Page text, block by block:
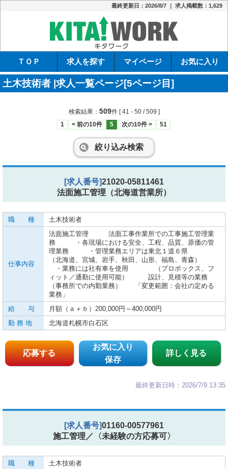
最終更新日：2026/8/7 ｜ 求人掲載数：1,629
ＴＯＰ 求人を探す マイページ お気に入り
土木技術者 |求人一覧ページ[5ページ目]
検索結果： 509件 [ 41 - 50 / 509 ]
1
< 前の10件 5 次の10件 > 51
絞り込み検索
[求人番号]21020-05811461
法面施工管理（北海道営業所）
職 種 土木技術者
仕事内容
法面施工管理 法面工事作業所での工事施工管理業
務 ・各現場における安全、工程、品質、原価の管
理業務 ・管理業務エリアは東北１道６県
（北海道、宮城、岩手、秋田、山形、福島、青森）
・業務には社有車を使用 （プロボックス、フ
ィット／通勤に使用可能） 設計、見積等の業務
（事務所での内勤業務） 「変更範囲：会社の定める
業務」
給 与
月額（ａ＋ｂ）200,000円～400,000円
勤 務 地
北海道札幌市白石区
応募する
お気に入り
保存
詳しく見る
最終更新日時：2026/7/9 13:35
[求人番号]01160-00577961
施工管理／〈未経験の方応募可〉
職 種 土木技術者